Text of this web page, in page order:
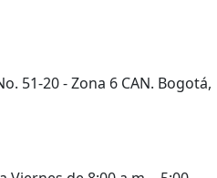
51-20 - Zona 6 CAN. Bogotá,